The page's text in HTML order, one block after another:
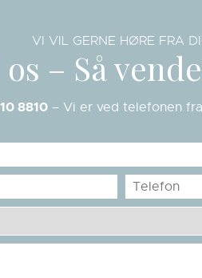
VI VIL GERNE HØRE FRA
– Så
8810 – Vi er ved telefonen
Telefon